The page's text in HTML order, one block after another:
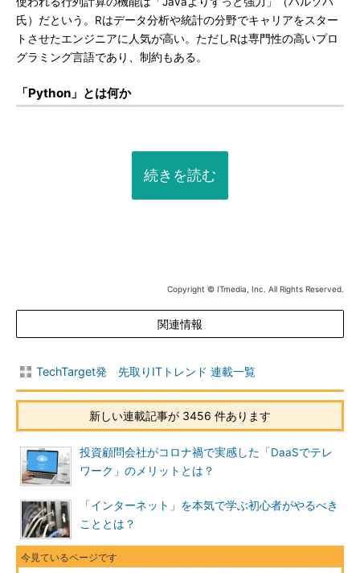
氏）だという。Rはデータ分析や統計の分野でキャリアをスター
トさせたエンジニアに人気が高い。ただしRは専門性の高いプロ
グラミング言語であり、制約もある。
「Python」とは何か
続きを読む
Copyright © ITmedia, Inc. All Rights Reserved.
関連情報
TechTarget発 先取りITトレンド 連載一覧
新しい連載記事が 3456 件あります
投資顧問会社がコロナ禍で実感した「DaaSでテレ
ワーク」のメリットとは？
「インターネット」を本気で学ぶ初心者がやるべき
こととは？